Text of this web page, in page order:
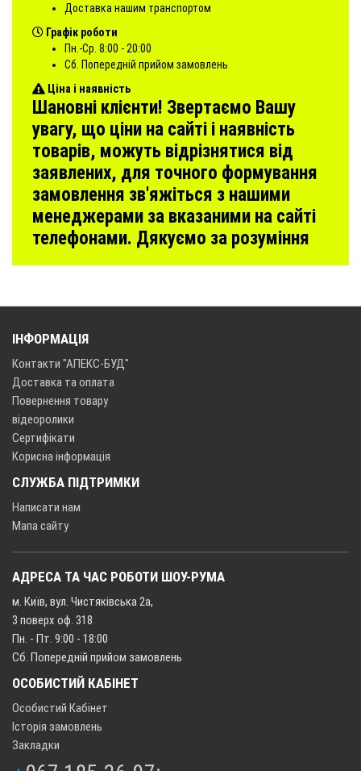
Доставка нашим транспортом
Графік роботи
Пн.-Ср. 8:00 - 20:00
Сб. Попередній прийом замовлень
Ціна і наявність
Шановні клієнти! Звертаємо Вашу
увагу, що ціни на сайті і наявність
товарів, можуть відрізнятися від
заявлених, для точного формування
замовлення зв'яжіться з нашими
менеджерами за вказаними на сайті
телефонами. Дякуємо за розуміння
ІНФОРМАЦІЯ
Контакти "АПЕКС-БУД"
Доставка та оплата
Повернення товару
відеоролики
Сертифікати
Корисна інформація
СЛУЖБА ПІДТРИМКИ
Написати нам
Мапа сайту
АДРЕСА ТА ЧАС РОБОТИ ШОУ-РУМА
м. Київ, вул. Чистяківська 2а,
3 поверх оф. 318
Пн. - Пт. 9:00 - 18:00
Сб. Попередній прийом замовлень
ОСОБИСТИЙ КАБІНЕТ
Особистий Кабінет
Історія замовлень
Закладки